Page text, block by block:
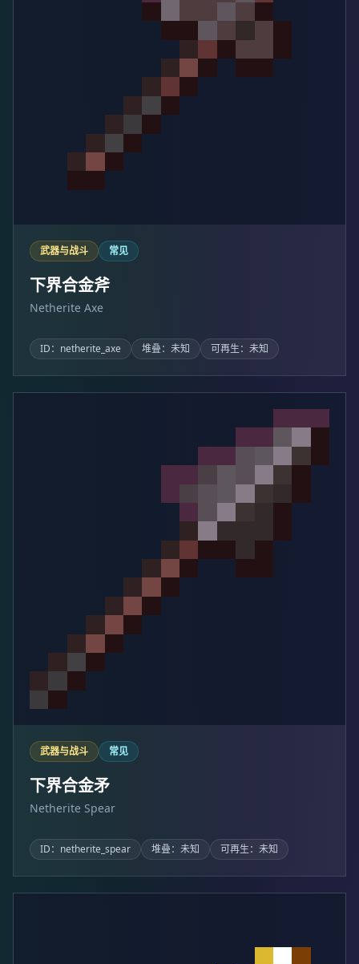
武器与战斗 常见
下界合金斧
Netherite Axe
ID：netherite_axe 堆叠：未知 可再生：未知
武器与战斗 常见
下界合金矛
Netherite Spear
ID：netherite_spear 堆叠：未知 可再生：未知